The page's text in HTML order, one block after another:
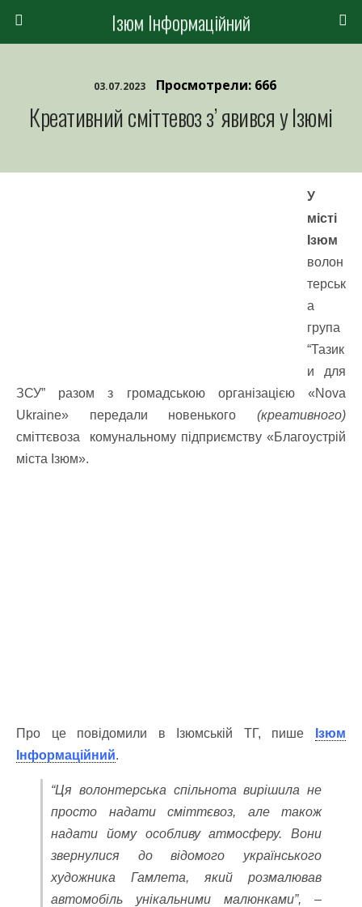
Ізюм Інформаційний
03.07.2023 Просмотрели: 666
Креативний сміттевоз з’ явився у Ізюмі
У
місті
Ізюм
волон
терськ
а
група
“Тазик
и для
ЗСУ” разом з громадською організацією «Nova
Ukraine» передали новенького (креативного)
сміттєвоза комунальному підприємству «Благоустрій
міста Ізюм».
Про це повідомили в Ізюмській ТГ, пише
Ізюм
Інформаційний.
“Ця волонтерська спільнота вирішила не
просто надати сміттєвоз, але також
надати йому особливу атмосферу. Вони
звернулися до відомого українського
художника Гамлета, який розмалював
автомобіль унікальними малюнками”, –